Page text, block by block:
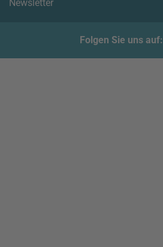
Newsletter
Folgen Sie uns auf: